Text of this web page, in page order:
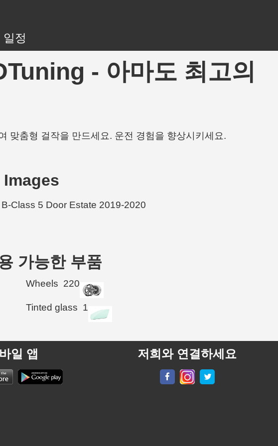
일정
- 아마도 최고의
맞춤형 걸작을 만드세요. 운전 경험을 향상시키세요.
가능한 부품
Wheels 220
Tinted glass 1
일 앱 저희와 연결하세요